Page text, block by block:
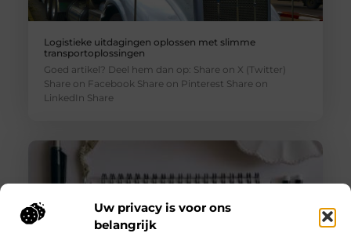
Uw privacy is voor ons
belangrijk
Logistieke uitdagingen oplossen met slimme
transportoplossingen
Goed artikel? Deel hem dan op: Share on X (Twitter)
Share on Facebook Share on Pinterest Share on
LinkedIn Share